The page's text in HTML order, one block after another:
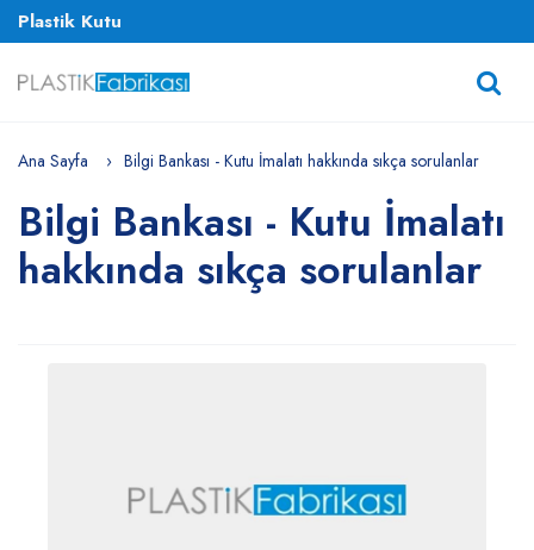
Plastik Kutu
Ana Sayfa Bilgi Bankası - Kutu İmalatı hakkında sıkça sorulanlar
Bilgi Bankası - Kutu İmalatı
hakkında sıkça sorulanlar